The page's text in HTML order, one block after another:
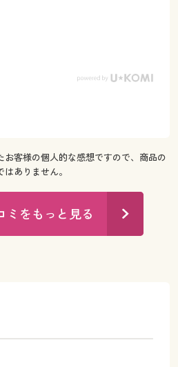
客様の個人的な感想ですので、商品の
ありません。
ミをもっと見る